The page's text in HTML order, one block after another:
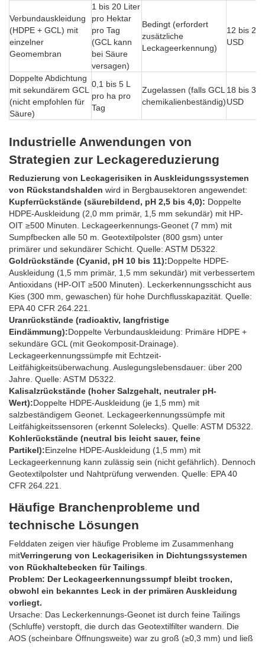
Verbundauskleidung
(HDPE + GCL) mit
einzelner
Geomembran
1 bis 20 Liter
pro Hektar
pro Tag
(GCL kann
bei Säure
versagen)
Bedingt (erfordert
zusätzliche
Leckageerkennung)
12 bis 20
USD
Doppelte Abdichtung
mit sekundärem GCL
(nicht empfohlen für
Säure)
0,1 bis 5 L
pro ha pro
Tag
Zugelassen (falls GCL
chemikalienbeständig)
18 bis 30
USD
Industrielle Anwendungen von
Strategien zur Leckagereduzierung
Reduzierung von Leckagerisiken in Auskleidungssystemen
von Rückstandshalden wird in Bergbausektoren angewendet:
Kupferrückstände (säurebildend, pH 2,5 bis 4,0): Doppelte
HDPE-Auskleidung (2,0 mm primär, 1,5 mm sekundär) mit HP-
OIT ≥500 Minuten. Leckageerkennungs-Geonet (7 mm) mit
Sumpfbecken alle 50 m. Geotextilpolster (800 gsm) unter
primärer und sekundärer Schicht. Quelle: ASTM D5322.
Goldrückstände (Cyanid, pH 10 bis 11):Doppelte HDPE-
Auskleidung (1,5 mm primär, 1,5 mm sekundär) mit verbessertem
Antioxidans (HP-OIT ≥500 Minuten). Leckerkennungsschicht aus
Kies (300 mm, gewaschen) für hohe Durchflusskapazität. Quelle:
EPA 40 CFR 264.221.
Uranrückstände (radioaktiv, langfristige
Eindämmung):Doppelte Verbundauskleidung: Primäre HDPE +
sekundäre GCL (mit Geokomposit-Drainage).
Leckageerkennungssümpfe mit Echtzeit-
Leitfähigkeitsüberwachung. Auslegungslebensdauer: über 200
Jahre. Quelle: ASTM D5322.
Kalisalzrückstände (hoher Salzgehalt, neutraler pH-
Wert):Doppelte HDPE-Auskleidung (je 1,5 mm) mit
salzbeständigem Geonet. Leckageerkennungssümpfe mit
Leitfähigkeitssensoren (erkennt Solelecks). Quelle: ASTM D5322.
Kohlerückstände (neutral bis leicht sauer, feine
Partikel):Einzelne HDPE-Auskleidung (1,5 mm) mit
Leckageerkennung kann zulässig sein (nicht gefährlich). Dennoch
Geotextilpolster und Nahtprüfung verwenden. Quelle: EPA 40
CFR 264.221.
Häufige Branchenprobleme und
technische Lösungen
Felddaten zeigen vier häufige Probleme im Zusammenhang
mitVerringerung von Leckagerisiken in Dichtungssystemen
von Rückhaltebecken für Tailings
Problem: Der Leckageerkennungssumpf bleibt trocken,
obwohl ein bekanntes Leck in der primären Auskleidung
vorliegt.
Ursache: Das Leckerkennungs-Geonet ist durch feine Tailings
(Schluffe) verstopft, die durch das Geotextilfilter wandern. Die
AOS (scheinbare Öffnungsweite) war zu groß (≥0,3 mm) und ließ